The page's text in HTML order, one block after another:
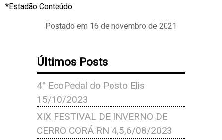
*Estadão Conteúdo
Postado em 16 de novembro de 2021
Últimos Posts
4° EcoPedal do Posto Elis
15/10/2023
XIX FESTIVAL DE INVERNO DE
CERRO CORÁ RN 4,5,6/08/2023